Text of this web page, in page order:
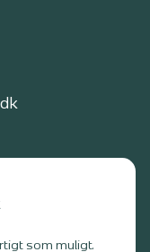
som muligt.